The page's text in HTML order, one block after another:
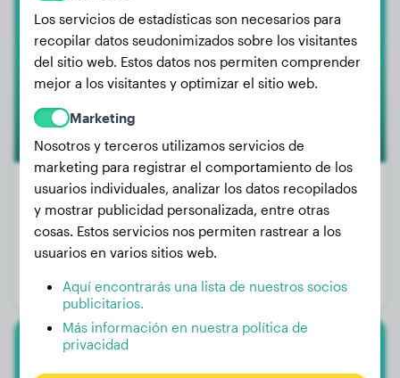
Meilani
Peso:
23 kg
Edad:
Género:
Perra
Los servicios de estadísticas son necesarios para
recopilar datos seudonimizados sobre los visitantes
del sitio web. Estos datos nos permiten comprender
mejor a los visitantes y optimizar el sitio web.
Marketing
Nosotros y terceros utilizamos servicios de
marketing para registrar el comportamiento de los
usuarios individuales, analizar los datos recopilados
y mostrar publicidad personalizada, entre otras
cosas. Estos servicios nos permiten rastrear a los
usuarios en varios sitios web.
Aquí encontrarás una lista de nuestros socios
publicitarios.
Más información en nuestra política de
privacidad